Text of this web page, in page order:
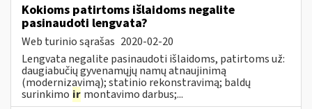
Kokioms patirtoms išlaidoms negalite
pasinaudoti lengvata?
Web turinio sąrašas 2020-02-20
Lengvata negalite pasinaudoti išlaidoms, patirtoms už:
daugiabučių gyvenamųjų namų atnaujinimą
(modernizavimą); statinio rekonstravimą; baldų
surinkimo ir montavimo darbus;...